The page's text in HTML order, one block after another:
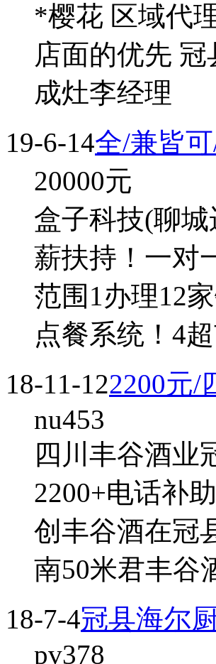
*樱花 区域代
店面的优先
成灶李经理
19-6-14全/兼皆
20000元
盒子科技(聊
薪扶持！一对
范围1办理12
点餐系统！4
18-11-122200元/
nu453
四川丰谷酒业
2200+电话补
创丰谷酒在冠
南50米君丰谷
18-7-4冠县海尔
pv378